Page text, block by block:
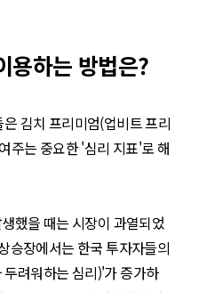
용하는 방법은?
김치 프리미엄(업비트 프리
주는 중요한 '심리 지표'로 해
했을 때는 시장이 과열되었
승장에서는 한국 투자자들의
려워하는 심리)'가 증가하